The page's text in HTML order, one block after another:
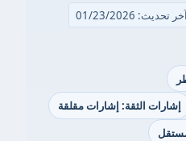
تحديث: 01/23/2026
إشارات الثقة: إشارات مقلقة